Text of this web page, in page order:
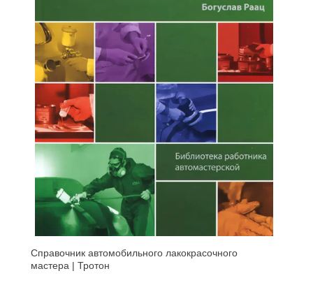
Справочник автомобильного лакокрасочного
мастера | Тротон